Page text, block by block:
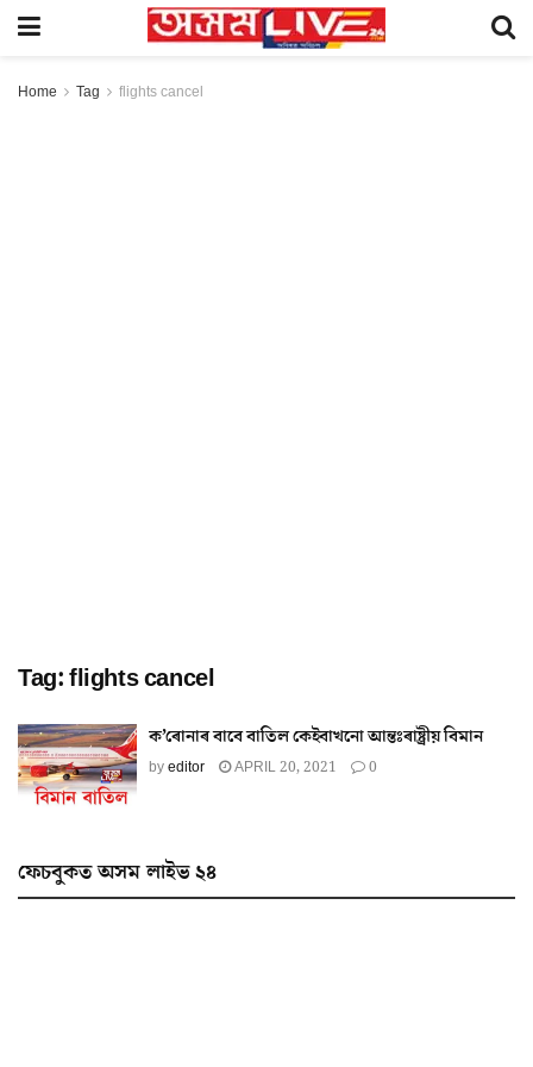
Home Tag flights cancel
Tag:flights cancel
ক’ৰোনাৰ বাবে বাতিল কেইবাখনো আন্তঃৰাষ্ট্ৰীয় বিমান
byeditor APRIL 20, 2021 0
ফেচবুকত অসম লাইভ ২৪